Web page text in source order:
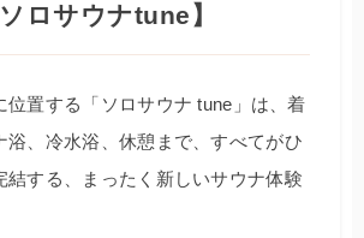
ソロサウナtune】
位置する「ソロサウナ tune」は、着
浴、冷水浴、休憩まで、すべてがひ
結する、まったく新しいサウナ体験